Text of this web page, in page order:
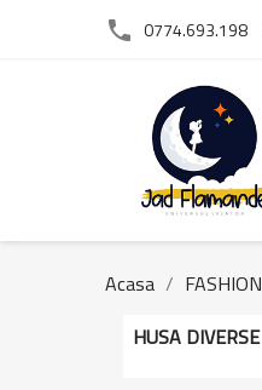
phone 0774.693.198
Acasa FASHION
HUSA DIVERSE